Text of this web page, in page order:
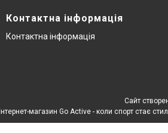
Контактна інформація
Контактна інформація
Сайт